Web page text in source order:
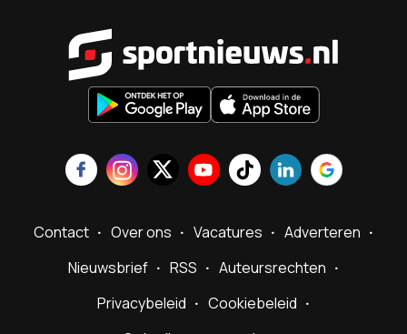
Contact Over ons Vacatures
Adverteren
Nieuwsbrief
RSS
Auteursrechten
Privacybeleid
Cookiebeleid